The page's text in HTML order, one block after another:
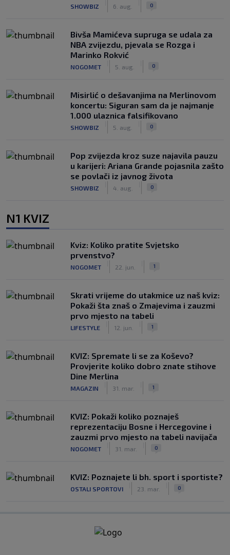
SHOWBIZ 6. aug. 0
Bivša Mamićeva supruga se udala za
NBA zvijezdu, pjevala se Rozga i
Marinko Rokvić
NOGOMET 5. aug. 0
Misirlić o dešavanjima na Merlinovom
koncertu: Siguran sam da je najmanje
1.000 ulaznica falsifikovano
SHOWBIZ 5. aug. 0
Pop zvijezda kroz suze najavila pauzu
u karijeri: Ariana Grande pojasnila zašto
se povlači iz javnog života
SHOWBIZ 4. aug. 0
N1 KVIZ
Kviz: Koliko pratite Svjetsko
prvenstvo?
NOGOMET 22. jun. 1
Skrati vrijeme do utakmice uz naš kviz:
Pokaži šta znaš o Zmajevima i zauzmi
prvo mjesto na tabeli
LIFESTYLE 12. jun. 1
KVIZ: Spremate li se za Koševo?
Provjerite koliko dobro znate stihove
Dine Merlina
MAGAZIN 31. mar. 1
KVIZ: Pokaži koliko poznaješ
reprezentaciju Bosne i Hercegovine i
zauzmi prvo mjesto na tabeli navijača
NOGOMET 31. mar. 0
KVIZ: Poznajete li bh. sport i sportiste?
OSTALI SPORTOVI 23. mar. 0